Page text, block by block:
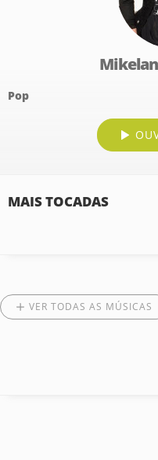
Pop
MAIS TOCADAS
VER TODAS AS MÚSICAS